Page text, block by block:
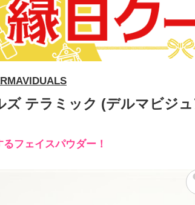
ズ テラミック (デルマビジ
フェイスパウダー！